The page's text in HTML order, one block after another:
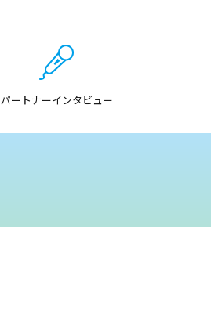
パートナーインタビュー